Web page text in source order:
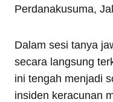
Perdanakusuma,
Dalam sesi tanya
secara langsung
ini tengah menjadi
insiden keracunan